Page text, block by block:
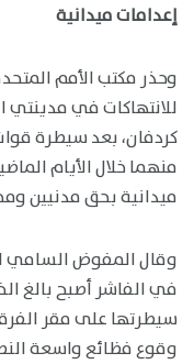
إعدامات ميدانية
وحذر مكتب الأمم
للانتهاكات في مدينتي
كردفان، بعد سيطرة
منهما خلال الأيام
ميدانية بحق مدنيين
وقال المفوض السامي
في الفاشر أصبح بالغ
سيطرتها على مقر
وقوع فظائع واسعة